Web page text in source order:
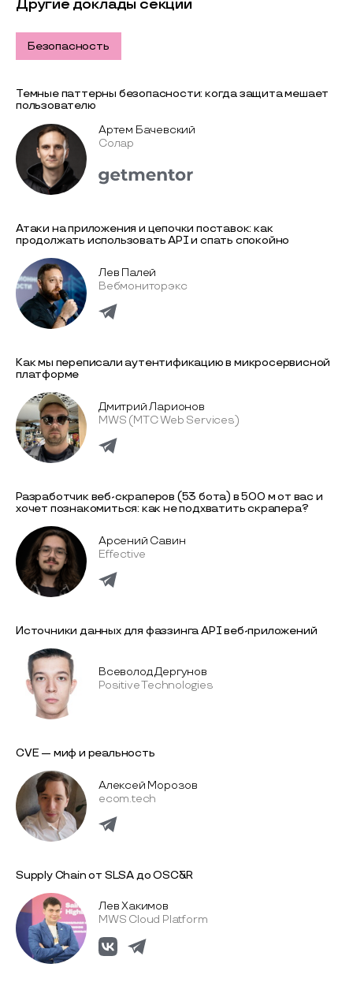
Другие доклады секции
Безопасность
Темные паттерны безопасности: когда защита мешает
пользователю
Артем Бачевский
Солар
Атаки на приложения и цепочки поставок: как
продолжать использовать API и спать спокойно
Лев Палей
Вебмониторэкс
Как мы переписали аутентификацию в микросервисной
платформе
Дмитрий Ларионов
MWS (МТС Web Services)
Разработчик веб-скраперов (53 бота) в 500 м от вас и
хочет познакомиться: как не подхватить скрапера?
Арсений Савин
Effective
Источники данных для фаззинга API веб-приложений
Всеволод Дергунов
Positive Technologies
CVE — миф и реальность
Алексей Морозов
ecom.tech
Supply Chain от SLSA до OSC&R
Лев Хакимов
MWS Cloud Platform